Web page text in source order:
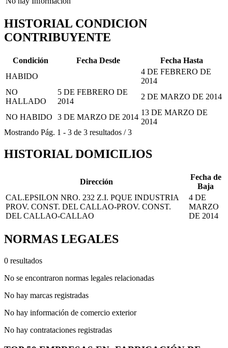
HISTORIAL CONDICION
CONTRIBUYENTE
Condición Fecha Desde
Fecha Hasta
HABIDO
4 DE FEBRERO DE
2014
NO
HALLADO
5 DE FEBRERO DE
2014
2 DE MARZO DE 2014
NO HABIDO 3 DE MARZO DE 2014
13 DE MARZO DE
2014
Mostrando Pág. 1 - 3 de 3 resultados /3
HISTORIAL DOMICILIOS
Dirección
Fecha de
Baja
CAL.EPSILON NRO. 232 Z.I. PQUE INDUSTRIA
PROV. CONST. DEL CALLAO-PROV. CONST.
DEL CALLAO-CALLAO
4 DE
MARZO
DE 2014
NORMAS LEGALES
0 resultados
No se encontraron normas legales relacionadas
No hay marcas registradas
No hay información de comercio exterior
No hay contrataciones registradas